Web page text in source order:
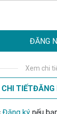
Xem chi
CHI